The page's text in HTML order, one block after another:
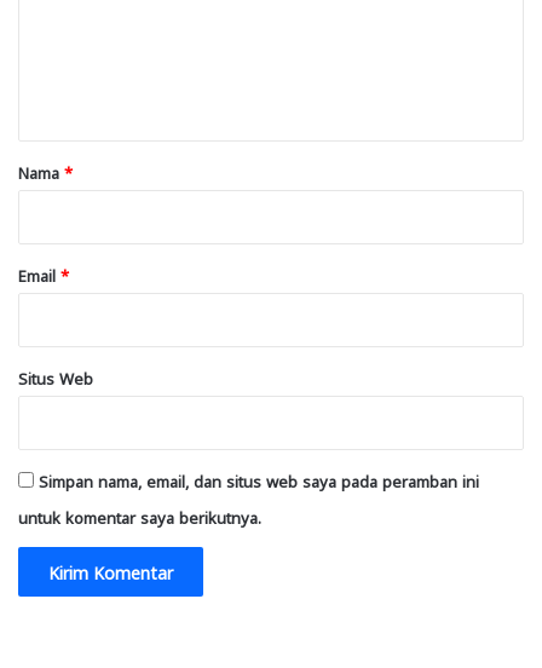
rNama *
Email *
Situs Web
Simpan nama, email, dan situs web saya pada peramban ini
untuk komentar saya berikutnya.